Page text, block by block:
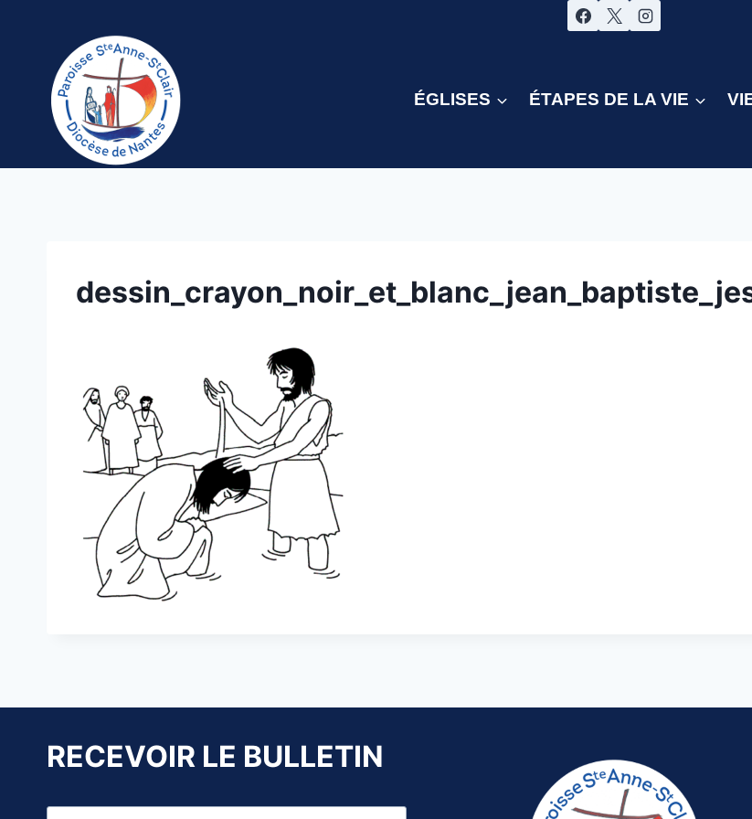
ÉGLISES ÉTAPES DE LA VIE
RECEVOIR LE BULLETIN